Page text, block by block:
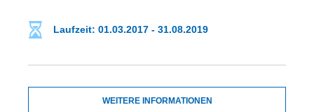
Laufzeit: 01.03.2017 - 31.08.2019
WEITERE INFORMATIONEN